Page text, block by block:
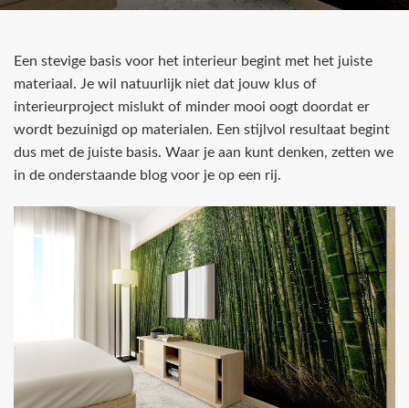
Een stevige basis voor het interieur begint met het juiste
materiaal. Je wil natuurlijk niet dat jouw klus of
interieurproject mislukt of minder mooi oogt doordat er
wordt bezuinigd op materialen. Een stijlvol resultaat begint
dus met de juiste basis. Waar je aan kunt denken, zetten we
in de onderstaande blog voor je op een rij.